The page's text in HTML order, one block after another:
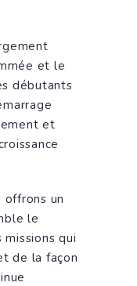
et le
débutants
et
offrons un
le
qui
de la façon